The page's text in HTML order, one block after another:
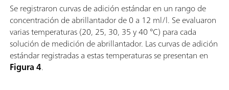
Se registraron curvas de adición estándar en un rango de
concentración de abrillantador de 0 a 12 ml/l. Se evaluaron
varias temperaturas (20, 25, 30, 35 y 40 °C) para cada
solución de medición de abrillantador. Las curvas de adición
estándar registradas a estas temperaturas se presentan en
Figura 4.